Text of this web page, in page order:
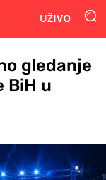
UŽIVO
gledanje
BiH u